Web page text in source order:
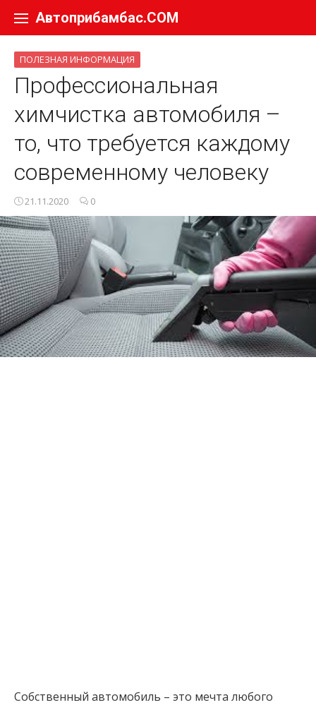
Автоприбамбас.COM
ПОЛЕЗНАЯ ИНФОРМАЦИЯ
Профессиональная
химчистка автомобиля –
то, что требуется каждому
современному человеку
21.11.2020 0
Собственный автомобиль – это мечта любого